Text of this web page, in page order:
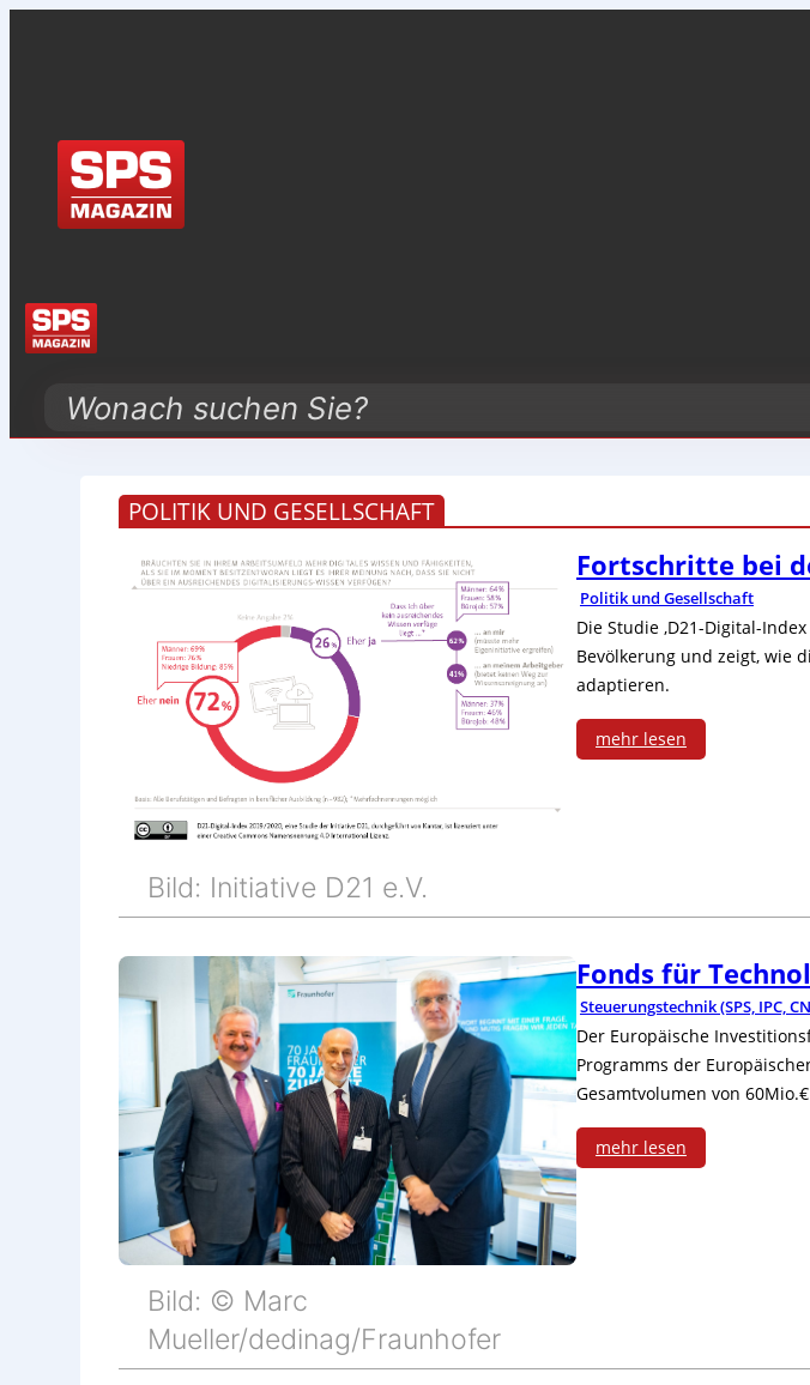
Search
POLITIK UND GESELLSCHAFT
Bild: Initiative D21 e.V.
Fortschritte bei
Politik und Gesellschaft
Die Studie ‚D21-Digital-
Bevölkerung und zeigt, wie
adaptieren.
mehr lesen
r
t
s
c
h
r
i
t
e
Bild: © Marc
Mueller/dedinag/Fraunhofer
Fonds für
Steuerungstechnik (SPS, IPC,
Der Europäische
Programms der
Gesamtvolumen von
mehr lesen
: